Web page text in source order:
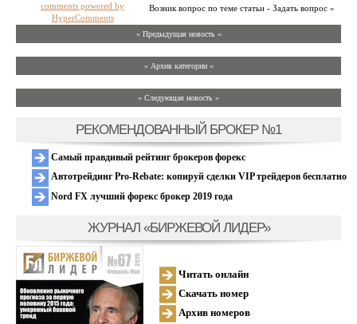
Возник вопрос по теме статьи - Задать вопрос »
comments powered by
HyperComments
« Предыдущая новость «
» Архив категории «
» Следующая новость »
РЕКОМЕНДОВАННЫЙ БРОКЕР №1
Самый правдивый рейтинг брокеров форекс
Автотрейдинг Pro-Rebate: копируй сделки VIP трейдеров бесплатно
Nord FX лучший форекс брокер 2019 года
ЖУРНАЛ «БИРЖЕВОЙ ЛИДЕР»
Читать онлайн
Скачать номер
Архив номеров